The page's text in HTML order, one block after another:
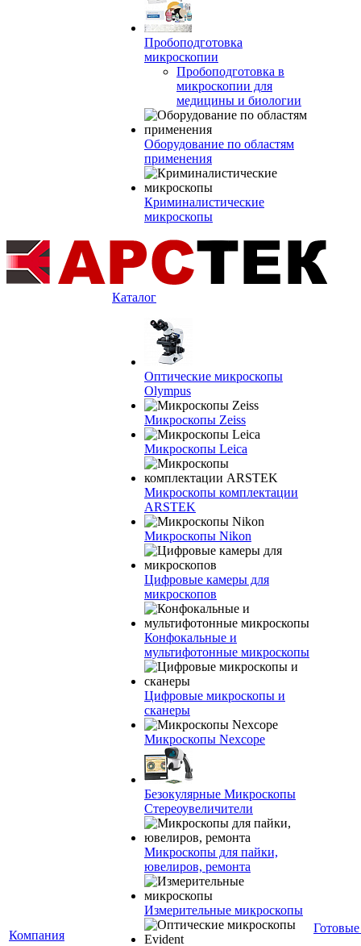
Пробоподготовка
микроскопии
Пробоподготовка в
микроскопии для
медицины и биологии
Оборудование по областям
применения
Криминалистические
микроскопы
Компания
Каталог
Оптические микроскопы
Olympus
Микроскопы Zeiss
Микроскопы Leica
Микроскопы комплектации
ARSTEK
Микроскопы Nikon
Цифровые камеры для
микроскопов
Конфокальные и
мультифотонные микроскопы
Цифровые микроскопы и
сканеры
Микроскопы Nexcope
Безокулярные Микроскопы
Стереоувеличители
Микроскопы для пайки,
ювелиров, ремонта
Измерительные микроскопы